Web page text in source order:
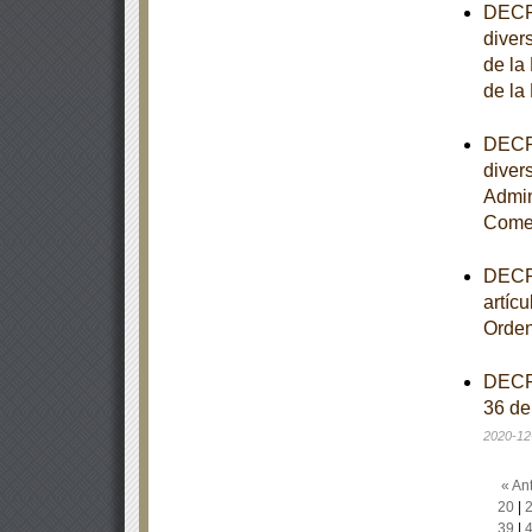
de la
de la
36
2020-
«
20|
39